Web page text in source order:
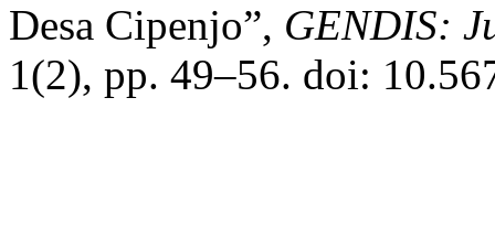
Desa Cipenjo”, GENDIS:
1(2), pp. 49–56. doi: